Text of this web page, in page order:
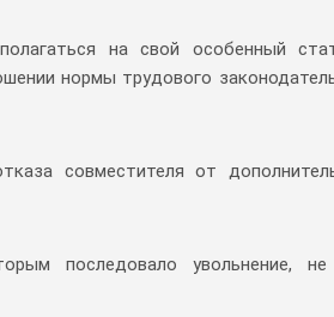
на свой особенный
нормы трудового
совместителя от
последовало увольнение,